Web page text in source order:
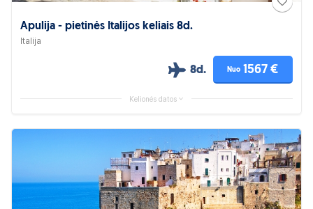
Apulija - pietinės Italijos keliais 8d.
Italija
8d. Nuo 1567 €
Kelionės datos